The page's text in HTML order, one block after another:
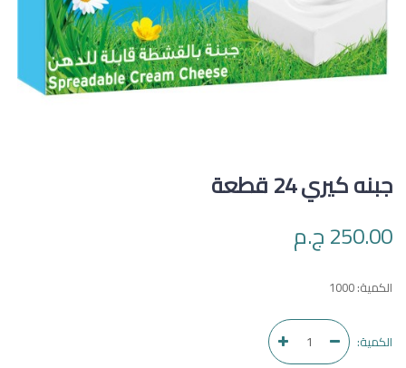
جبنه كيري 24 قطعة
250.00 ج.م
الكمية:1000
الكمية: